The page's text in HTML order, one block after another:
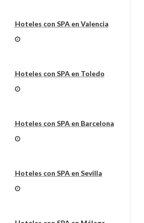
Hoteles con SPA en Valencia
Hoteles con SPA en Toledo
Hoteles con SPA en Barcelona
Hoteles con SPA en Sevilla